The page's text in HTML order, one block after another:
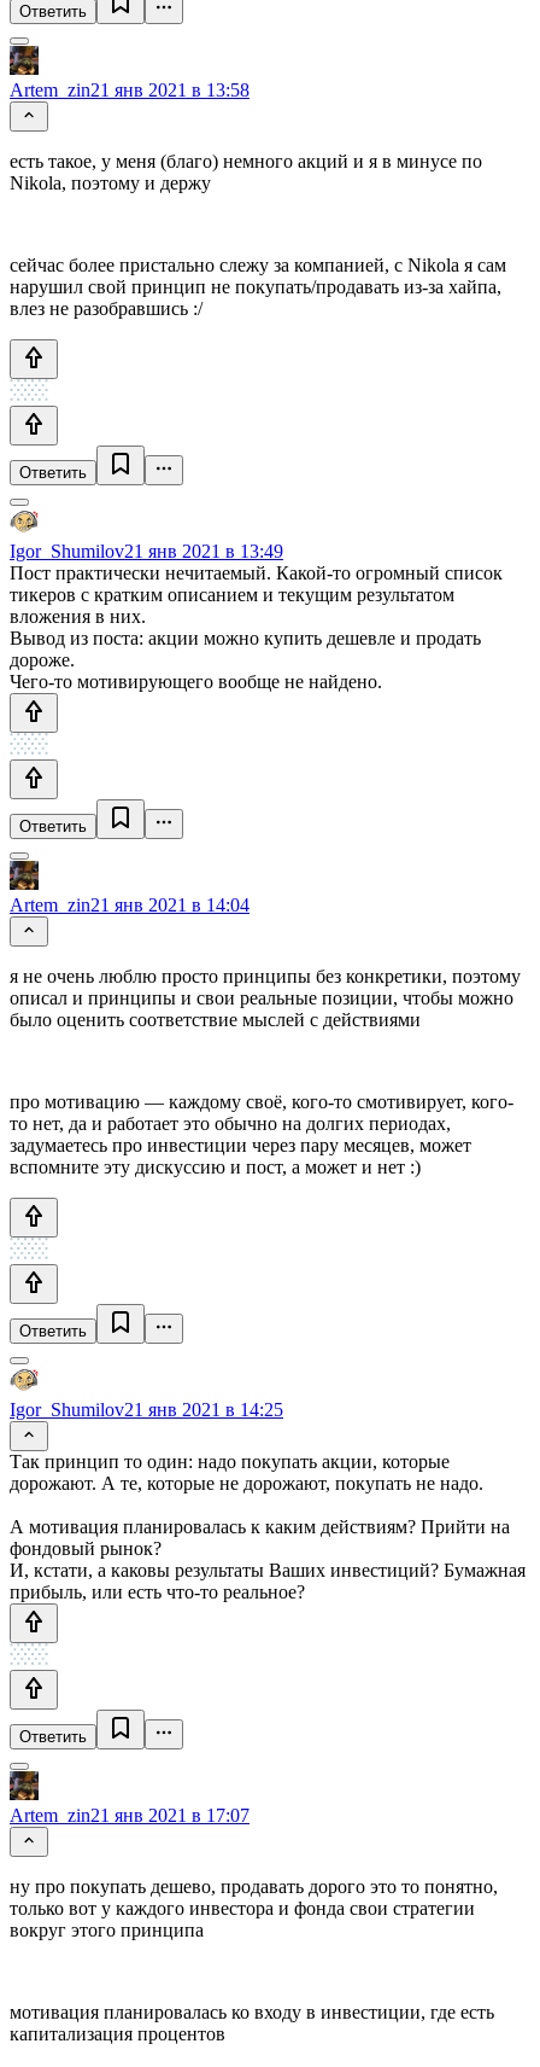
Ответить
Artem_zin21 янв 2021 в 13:58
есть такое, у меня (благо) немного акций и я в минусе по
Nikola, поэтому и держу
сейчас более пристально слежу за компанией, с Nikola я сам
нарушил свой принцип не покупать/продавать из-за хайпа,
влез не разобравшись :/
Ответить
Igor_Shumilov21 янв 2021 в 13:49
Пост практически нечитаемый. Какой-то огромный список
тикеров с кратким описанием и текущим результатом
вложения в них.
Вывод из поста: акции можно купить дешевле и продать
дороже.
Чего-то мотивирующего вообще не найдено.
Ответить
Artem_zin21 янв 2021 в 14:04
я не очень люблю просто принципы без конкретики, поэтому
описал и принципы и свои реальные позиции, чтобы можно
было оценить соответствие мыслей с действиями
про мотивацию — каждому своё, кого-то смотивирует, кого-
то нет, да и работает это обычно на долгих периодах,
задумаетесь про инвестиции через пару месяцев, может
вспомните эту дискуссию и пост, а может и нет :)
Ответить
Igor_Shumilov21 янв 2021 в 14:25
Так принцип то один: надо покупать акции, которые
дорожают. А те, которые не дорожают, покупать не надо.
А мотивация планировалась к каким действиям? Прийти на
фондовый рынок?
И, кстати, а каковы результаты Ваших инвестиций? Бумажная
прибыль, или есть что-то реальное?
Ответить
Artem_zin21 янв 2021 в 17:07
ну про покупать дешево, продавать дорого это то понятно,
только вот у каждого инвестора и фонда свои стратегии
вокруг этого принципа
мотивация планировалась ко входу в инвестиции, где есть
капитализация процентов